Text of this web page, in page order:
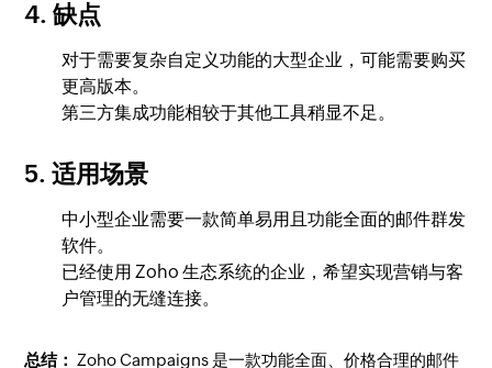
4. 缺点
对于需要复杂自定义功能的大型企业，可能需要购买
更高版本。
第三方集成功能相较于其他工具稍显不足。
5. 适用场景
中小型企业需要一款简单易用且功能全面的邮件群发
软件。
已经使用 Zoho 生态系统的企业，希望实现营销与客
户管理的无缝连接。
总结： Zoho Campaigns 是一款功能全面、价格合理的邮件